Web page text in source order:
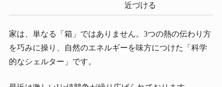
近づける
家は、単なる「箱」ではありません。3つの熱の伝わり方
を巧みに操り、自然のエネルギーを味方につけた「科学
的なシェルター」です。